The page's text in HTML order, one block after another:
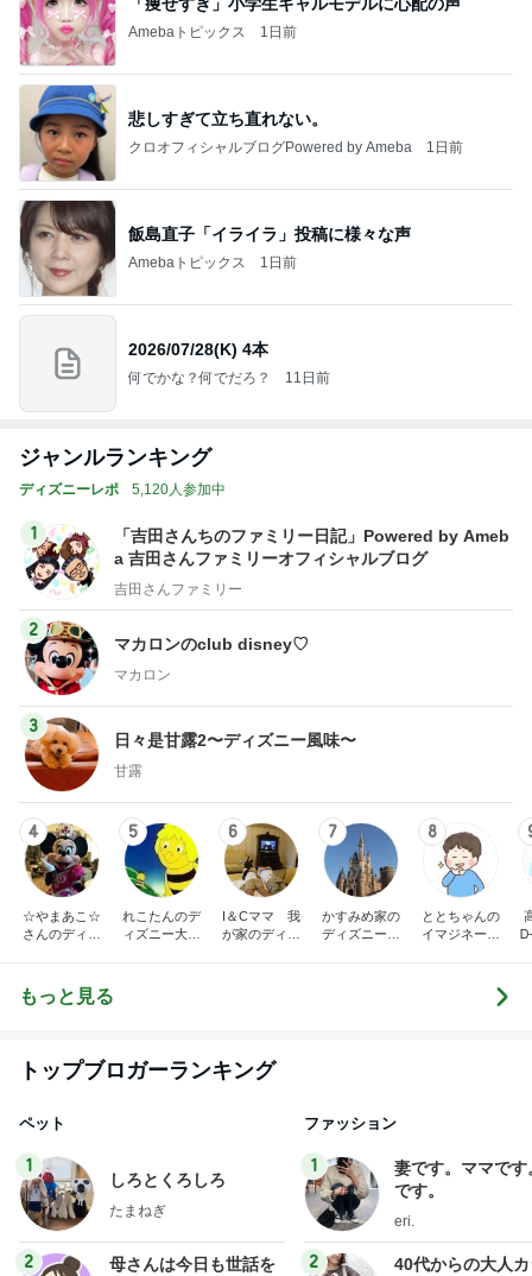
Amebaトピックス 1日前
悲しすぎて立ち直れない。
クロオフィシャルブログPowered by Ameba 1日前
飯島直子「イライラ」投稿に様々な声
Amebaトピックス 1日前
2026/07/28(K) 4本
何でかな？何でだろ？ 11日前
ジャンルランキング
ディズニーレポ 5,120人参加中
1
「吉田さんちのファミリー日記」Powered by Ameb
a 吉田さんファミリーオフィシャルブログ
吉田さんファミリー
2
マカロンのclub disney♡
マカロン
3
日々是甘露2〜ディズニー風味〜
甘露
4
☆やまあこ☆
さんのディズ
5
れこたんのデ
ィズニー大好
6
I＆Cママ 我
が家のディズ
7
かすみめ家の
ディズニー大
8
ととちゃんの
イマジネーシ
もっと見る
トップブロガーランキング
ペット
1
しろとくろしろ
たまねぎ
2
母さんは今日も世話を
ファッション
1
妻です。ママです
です。
eri.
2
40代からの大人